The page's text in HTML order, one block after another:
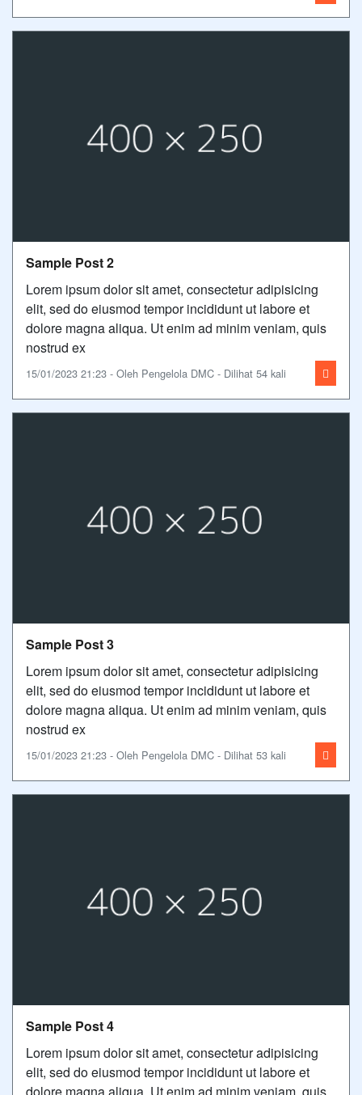
Sample Post 2
Lorem ipsum dolor sit amet, consectetur adipisicing
elit, sed do eiusmod tempor incididunt ut labore et
dolore magna aliqua. Ut enim ad minim veniam, quis
nostrud ex
15/01/2023 21:23 - Oleh Pengelola DMC - Dilihat 54 kali
Sample Post 3
Lorem ipsum dolor sit amet, consectetur adipisicing
elit, sed do eiusmod tempor incididunt ut labore et
dolore magna aliqua. Ut enim ad minim veniam, quis
nostrud ex
15/01/2023 21:23 - Oleh Pengelola DMC - Dilihat 53 kali
Sample Post 4
Lorem ipsum dolor sit amet, consectetur adipisicing
elit, sed do eiusmod tempor incididunt ut labore et